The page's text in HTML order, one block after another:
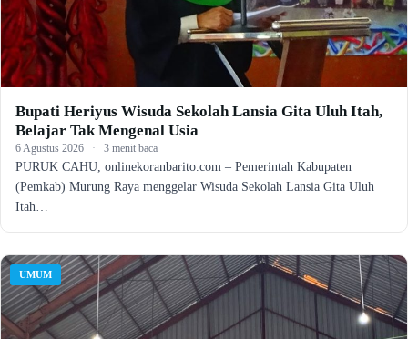
Bupati Heriyus Wisuda Sekolah Lansia Gita Uluh Itah,
Belajar Tak Mengenal Usia
6 Agustus 2026 · 3 menit baca
PURUK CAHU, onlinekoranbarito.com – Pemerintah Kabupaten
(Pemkab) Murung Raya menggelar Wisuda Sekolah Lansia Gita Uluh
Itah…
UMUM